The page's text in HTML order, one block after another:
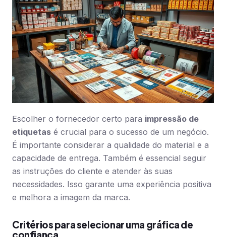
Escolher o fornecedor certo para impressão de
etiquetas é crucial para o sucesso de um negócio.
É importante considerar a qualidade do material e a
capacidade de entrega. Também é essencial seguir
as instruções do cliente e atender às suas
necessidades. Isso garante uma experiência positiva
e melhora a imagem da marca.
Critérios para selecionar uma gráfica de